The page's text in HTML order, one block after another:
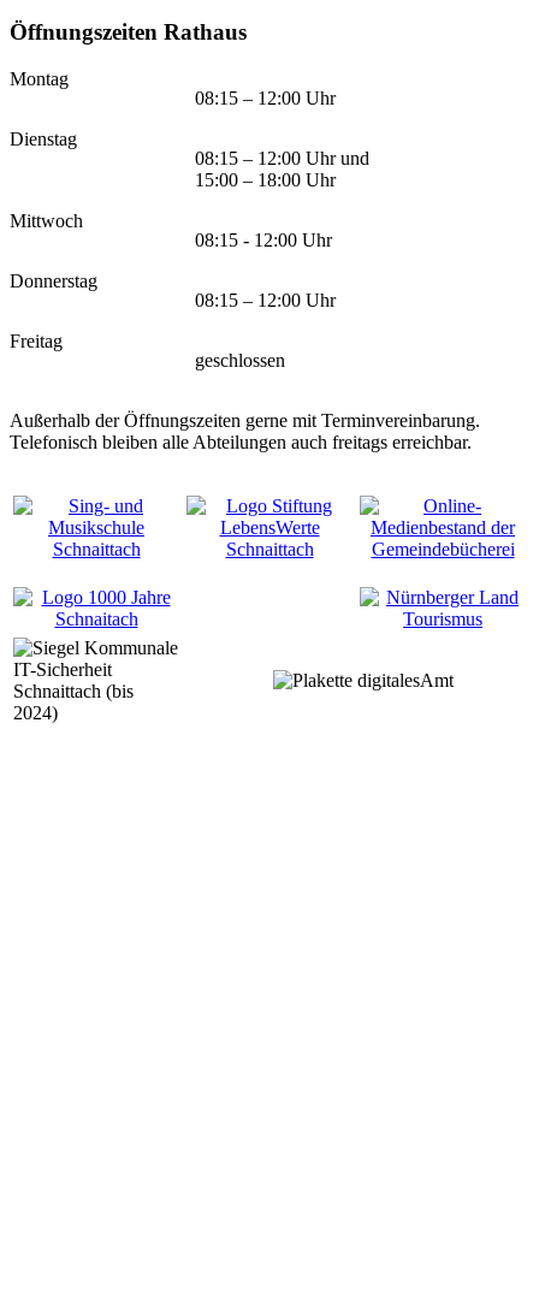
Öffnungszeiten Rathaus
Montag
08:15 – 12:00 Uhr
Dienstag
08:15 – 12:00 Uhr und
15:00 – 18:00 Uhr
Mittwoch
08:15 - 12:00 Uhr
Donnerstag
08:15 – 12:00 Uhr
Freitag
geschlossen
Außerhalb der Öffnungszeiten gerne mit Terminvereinbarung.
Telefonisch bleiben alle Abteilungen auch freitags erreichbar.